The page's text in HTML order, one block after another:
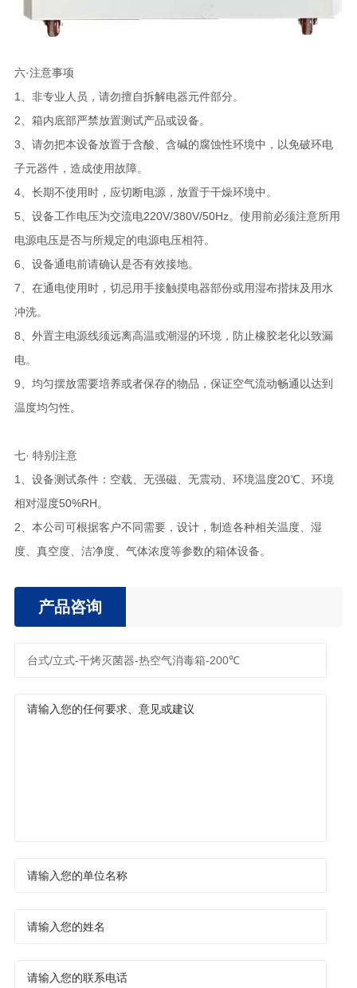
六·注意事项
1、非专业人员，请勿擅自拆解电器元件部分。
2、箱内底部严禁放置测试产品或设备。
3、请勿把本设备放置于含酸、含碱的腐蚀性环境中，以免破环电
子元器件，造成使用故障。
4、长期不使用时，应切断电源，放置于干燥环境中。
5、设备工作电压为交流电220V/380V/50Hz。使用前必须注意所用
电源电压是否与所规定的电源电压相符。
6、设备通电前请确认是否有效接地。
7、在通电使用时，切忌用手接触摸电器部份或用湿布揩抹及用水
冲洗。
8、外置主电源线须远离高温或潮湿的环境，防止橡胶老化以致漏
电。
9、均匀摆放需要培养或者保存的物品，保证空气流动畅通以达到
温度均匀性。
七· 特别注意
1、设备测试条件：空载、无强磁、无震动、环境温度20℃、环境
相对湿度50%RH。
2、本公司可根据客户不同需要，设计，制造各种相关温度、湿
度、真空度、洁净度、气体浓度等参数的箱体设备。
产品咨询